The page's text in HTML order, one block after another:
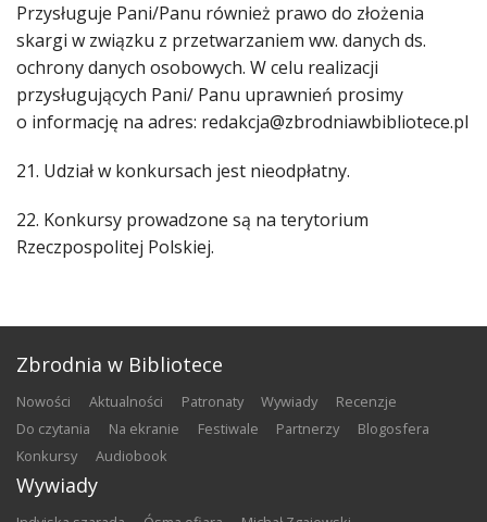
Przysługuje Pani/Panu również prawo do złożenia
skargi w związku z przetwarzaniem ww. danych ds.
ochrony danych osobowych. W celu realizacji
przysługujących Pani/ Panu uprawnień prosimy
o informację na adres: redakcja@zbrodniawbibliotece.pl
21. Udział w konkursach jest nieodpłatny.
22. Konkursy prowadzone są na terytorium
Rzeczpospolitej Polskiej.
Zbrodnia w Bibliotece
nowości aktualności patronaty wywiady
recenzje
do czytania
na ekranie festiwale partnerzy
blogosfera
konkursy
audiobook
Wywiady